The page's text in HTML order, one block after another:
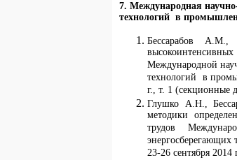
7. Международная
технологий в
Бессарабов
Международной
технологий в
г., т. 1 (секционные
Глушко А.Н.,
методики
трудов
23-26 сентября 2014